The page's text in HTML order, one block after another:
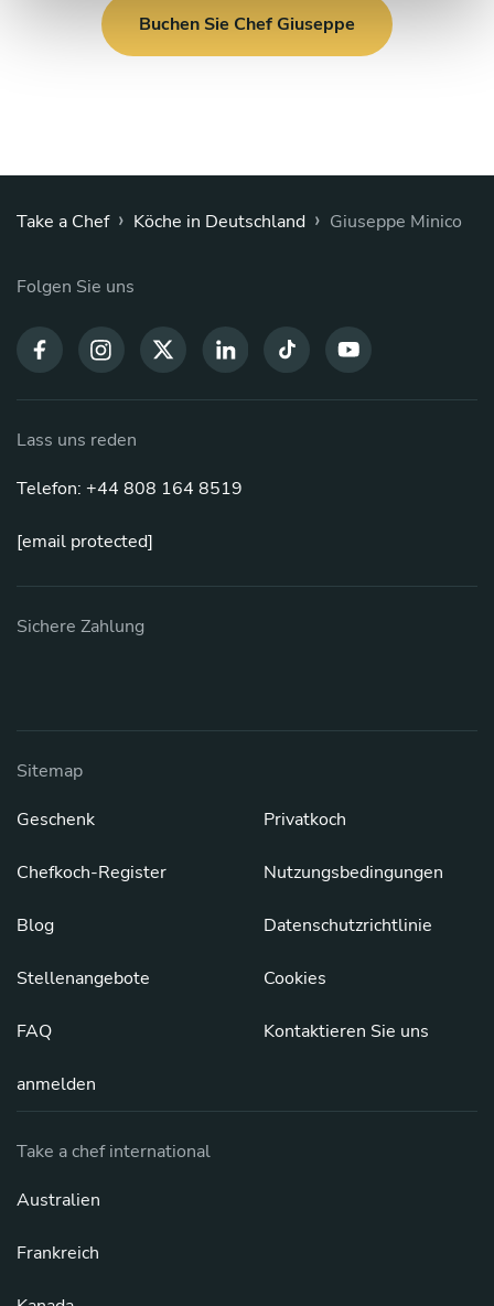
Buchen Sie Chef Giuseppe
Take a Chef › Köche in Deutschland › Giuseppe Minico
Folgen Sie uns
Lass uns reden
Telefon: +44 808 164 8519
[email protected]
Sichere Zahlung
Sitemap
Geschenk
Chefkoch-Register
Blog
Stellenangebote
FAQ
anmelden
Privatkoch
Nutzungsbedingungen
Datenschutzrichtlinie
Cookies
Kontaktieren Sie uns
Take a chef international
Australien
Frankreich